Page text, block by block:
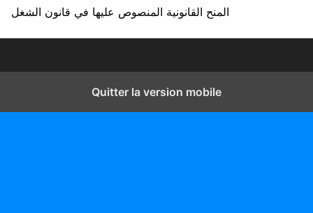
المنح القانونية المنصوص عليها في قانون الشغل
Quitter la version mobile